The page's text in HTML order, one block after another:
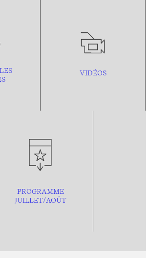
VIDÉOS
PROGRAMME
JUILLET/AOÛT